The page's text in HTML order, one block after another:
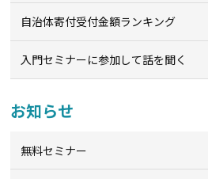
自治体寄付受付金額ランキング
入門セミナーに参加して話を聞く
お知らせ
無料セミナー